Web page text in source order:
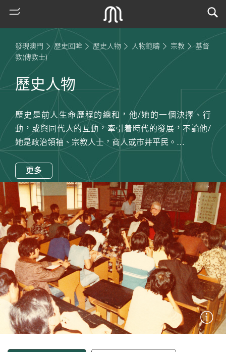
門
搜
索
古
地
圖
閣
寺
廟
巴
發現澳門 歷史回眸 歷史人物 人物範疇 宗教
基督
教(傳教士)
歷史人物
歷史是前人生命歷程的總和，他/她的一個決擇、行
動，或與同代人的互動，牽引着時代的發展，不論他/
她是政治領袖、宗教人士，商人或巿井平民。
在此回顧他們的故事，順着他們的足跡，感受時代的脈
動。更多